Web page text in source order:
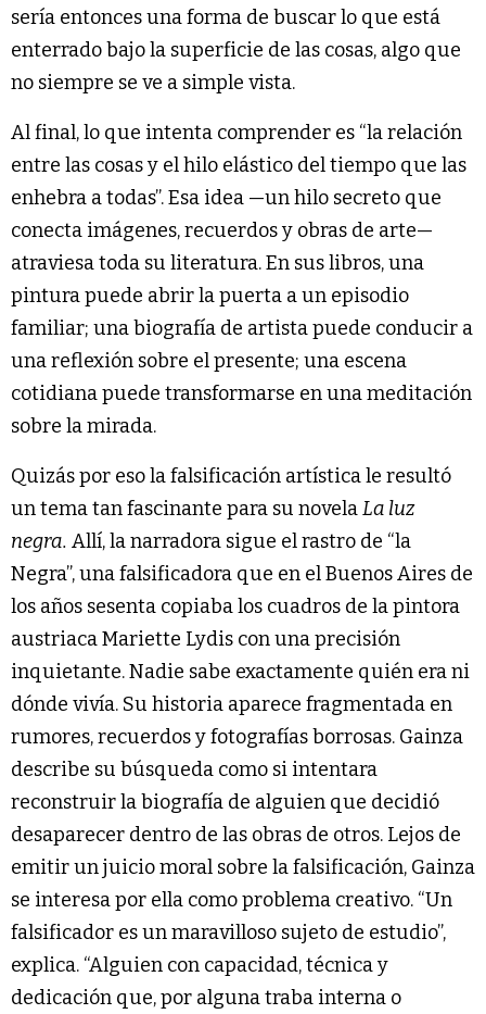
sería entonces una forma de buscar lo que está
enterrado bajo la superficie de las cosas, algo que
no siempre se ve a simple vista.
Al final, lo que intenta comprender es “la relación
entre las cosas y el hilo elástico del tiempo que las
enhebra a todas”. Esa idea —un hilo secreto que
conecta imágenes, recuerdos y obras de arte—
atraviesa toda su literatura. En sus libros, una
pintura puede abrir la puerta a un episodio
familiar; una biografía de artista puede conducir a
una reflexión sobre el presente; una escena
cotidiana puede transformarse en una meditación
sobre la mirada.
Quizás por eso la falsificación artística le resultó
un tema tan fascinante para su novelaLa luz
negra. Allí, la narradora sigue el rastro de “la
Negra”, una falsificadora que en el Buenos Aires de
los años sesenta copiaba los cuadros de la pintora
austriaca Mariette Lydis con una precisión
inquietante. Nadie sabe exactamente quién era ni
dónde vivía. Su historia aparece fragmentada en
rumores, recuerdos y fotografías borrosas. Gainza
describe su búsqueda como si intentara
reconstruir la biografía de alguien que decidió
desaparecer dentro de las obras de otros. Lejos de
emitir un juicio moral sobre la falsificación, Gainza
se interesa por ella como problema creativo. “Un
falsificador es un maravilloso sujeto de estudio”,
explica. “Alguien con capacidad, técnica y
dedicación que, por alguna traba interna o